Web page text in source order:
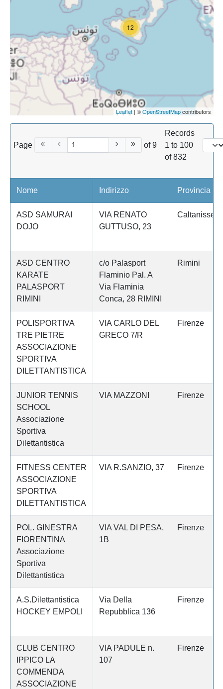
12
Leaflet| ©OpenStreetMapcontributors
Page of 9
Records
1 to 100
of 832
Nome Indirizzo Provincia
ASD SAMURAI
DOJO
VIA RENATO
GUTTUSO, 23
Caltanissetta
ASD CENTRO
KARATE
PALASPORT
RIMINI
c/o Palasport
Flaminio Pal. A
Via Flaminia
Conca, 28 RIMINI
Rimini
POLISPORTIVA
TRE PIETRE
ASSOCIAZIONE
SPORTIVA
DILETTANTISTICA
VIA CARLO DEL
GRECO 7/R
Firenze
JUNIOR TENNIS
SCHOOL
Associazione
Sportiva
Dilettantistica
VIA MAZZONI Firenze
FITNESS CENTER
ASSOCIAZIONE
SPORTIVA
DILETTANTISTICA
VIA R.SANZIO, 37 Firenze
POL. GINESTRA
FIORENTINA
Associazione
Sportiva
Dilettantistica
VIA VAL DI PESA,
1B
Firenze
A.S.Dilettantistica
HOCKEY EMPOLI
Via Della
Repubblica 136
Firenze
CLUB CENTRO
IPPICO LA
COMMENDA
ASSOCIAZIONE
VIA PADULE n.
107
Firenze